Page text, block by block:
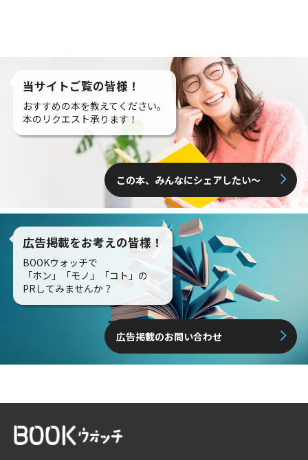
当サイトご覧の皆様！
おすすめの本を教えてください。
本のリクエスト承ります！
この本、みんなにシェアしたい〜
広告掲載をお考えの皆様！
BOOKウォッチで
「ホン」「モノ」「コト」の
PRしてみませんか？
広告掲載のお問い合わせ